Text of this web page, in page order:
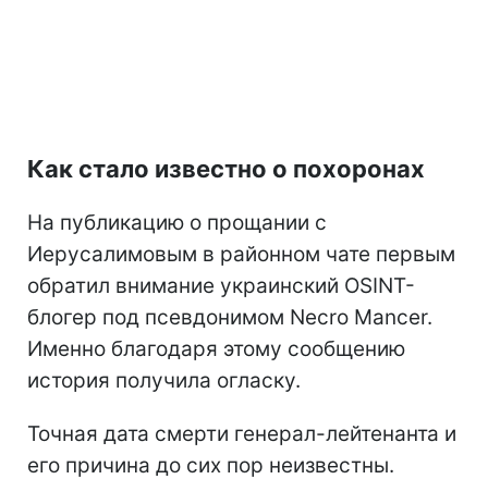
Как стало известно о похоронах
На публикацию о прощании с
Иерусалимовым в районном чате первым
обратил внимание украинский OSINT-
блогер под псевдонимом Necro Mancer.
Именно благодаря этому сообщению
история получила огласку.
Точная дата смерти генерал-лейтенанта и
его причина до сих пор неизвестны.